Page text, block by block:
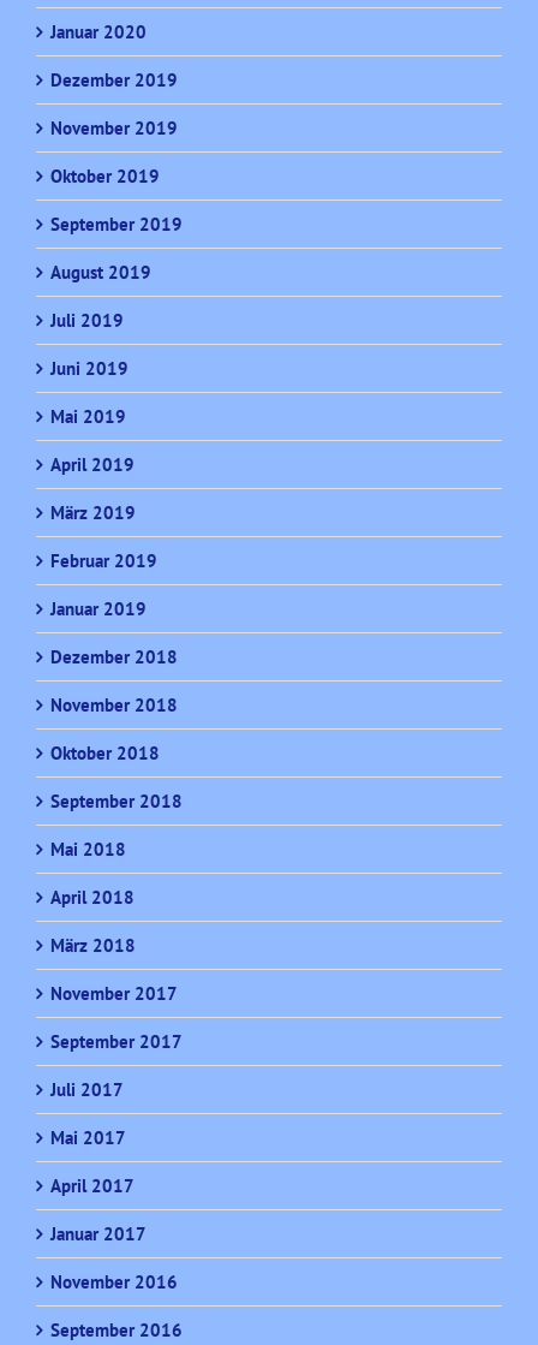
Januar 2020
Dezember 2019
November 2019
Oktober 2019
September 2019
August 2019
Juli 2019
Juni 2019
Mai 2019
April 2019
März 2019
Februar 2019
Januar 2019
Dezember 2018
November 2018
Oktober 2018
September 2018
Mai 2018
April 2018
März 2018
November 2017
September 2017
Juli 2017
Mai 2017
April 2017
Januar 2017
November 2016
September 2016